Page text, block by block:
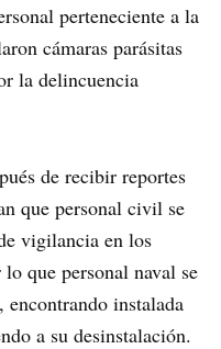
perteneciente a la
cámaras parásitas
la delincuencia
de recibir reportes
que personal civil se
vigilancia en los
que personal naval se
encontrando instalada
a su desinstalación.